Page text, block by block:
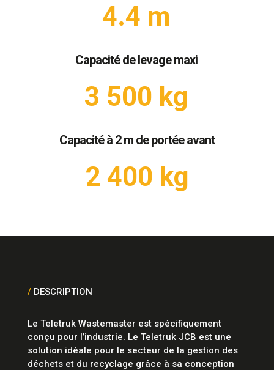
4.4 m
Capacité de levage maxi
3 500 kg
Capacité à 2 m de portée avant
2 400 kg
/DESCRIPTION
Le Teletruk Wastemaster est spécifiquement
conçu pour l’industrie. Le Teletruk JCB est une
solution idéale pour le secteur de la gestion des
déchets et du recyclage grâce à sa conception